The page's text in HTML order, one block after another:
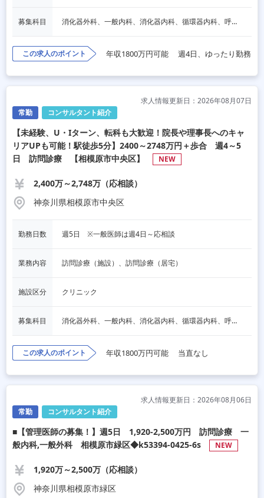
募集科目 消化器外科、一般内科、消化器内科、循環器内科、呼吸器内科、血液内科、心療内科、脳神経内科、内分泌内科、老人内科、一般外科、心臓外科、呼吸器外科、脳神経外科、整形外科、形成外科、リハビリテーション科、小児科、産婦人科、婦人科、精神科、眼科、耳鼻咽喉科、皮膚科、泌尿器科、放射線科、人工透析、麻酔科、美容外科、人間ドック・検診、その他
この求人のポイント 年収1800万円可能 週4日、ゆったり勤務
常勤 コンサルタント紹介
求人情報更新日：2026年08月07日
【未経験、U・Iターン、転科も大歓迎！院長や理事長へのキャ
リアUPも可能！駅徒歩5分】2400～2748万円＋歩合 週4～5
日 訪問診療 【相模原市中央区】
NEW
2,400万～2,748万（応相談）
神奈川県相模原市中央区
勤務日数 週5日　※一般医師は週4日～応相談
業務内容 訪問診療（施設）、訪問診療（居宅）
施設区分 クリニック
募集科目 消化器外科、一般内科、消化器内科、循環器内科、呼吸器内科、血液内科、心療内科、脳神経内科、内分泌内科、老人内科、一般外科、心臓外科、呼吸器外科、脳神経外科、整形外科、形成外科、リハビリテーション科、小児科、産婦人科、婦人科、精神科、眼科、耳鼻咽喉科、皮膚科、泌尿器科、放射線科、人工透析、麻酔科、美容外科、人間ドック・検診、その他
この求人のポイント 年収1800万円可能 当直なし
常勤 コンサルタント紹介
求人情報更新日：2026年08月06日
■【管理医師の募集！】週5日 1,920-2,500万円 訪問診療 一
般内科,一般外科 相模原市緑区◆k53394-0425-6s
NEW
1,920万～2,500万（応相談）
神奈川県相模原市緑区